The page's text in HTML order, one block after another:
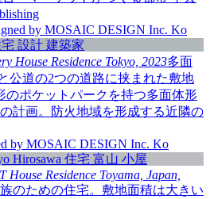
House Residence Tokyo, 2023多面
公道の2つの道路に挟まれた敷地
のポケットパークを持つ多面体形
計画。防火地域を形成する近隣の
House Residence Toyama, Japan,
のための住宅。敷地面積は大きい